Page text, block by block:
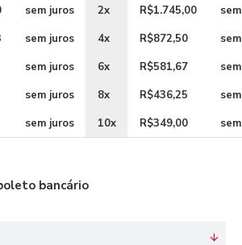
sem juros 2x R$1.745,00
sem juros 4x R$872,50
sem juros 6x R$581,67
sem juros 8x R$436,25
sem juros 10x R$349,00
bancário